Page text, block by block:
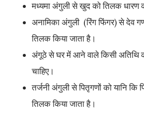
मध्यमा अंगुली से खुद को तिलक धारण
अनामिका अंगुली (रिंग फिंगर) से देव
तिलक किया जाता है।
अंगूठे से घर में आने वाले किसी अतिथि
चाहिए।
तर्जनी अंगुली से पितृगणों को यानि कि
तिलक किया जाता है।